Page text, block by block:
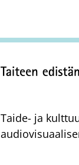
Taide- ja